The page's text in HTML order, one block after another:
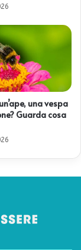
una vespa
Guarda cosa